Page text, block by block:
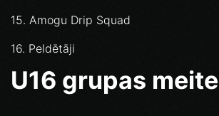
15. Amogu Drip Squad
16. Peldētāji
U16 grupas